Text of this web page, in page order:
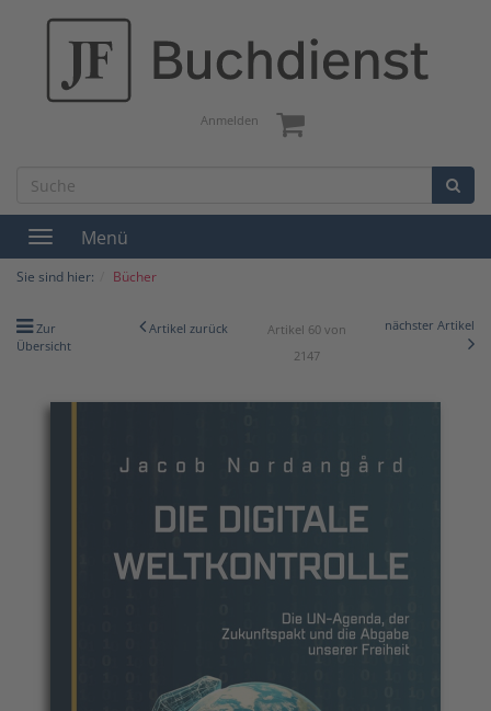
Anmelden
Toggle
navigation
Menü
Sie sind hier: Bücher
Zur
Übersicht
Artikel zurück
Artikel 60 von
2147
nächster Artikel